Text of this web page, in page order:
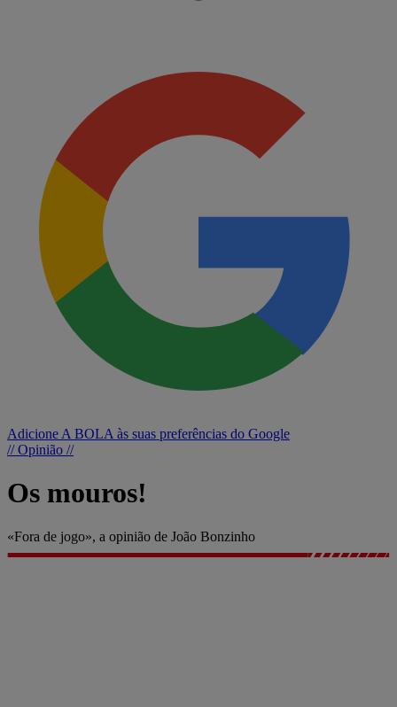
Adicione A BOLA às suas preferências do Google
// Opinião //
Os mouros!
«Fora de jogo», a opinião de João Bonzinho